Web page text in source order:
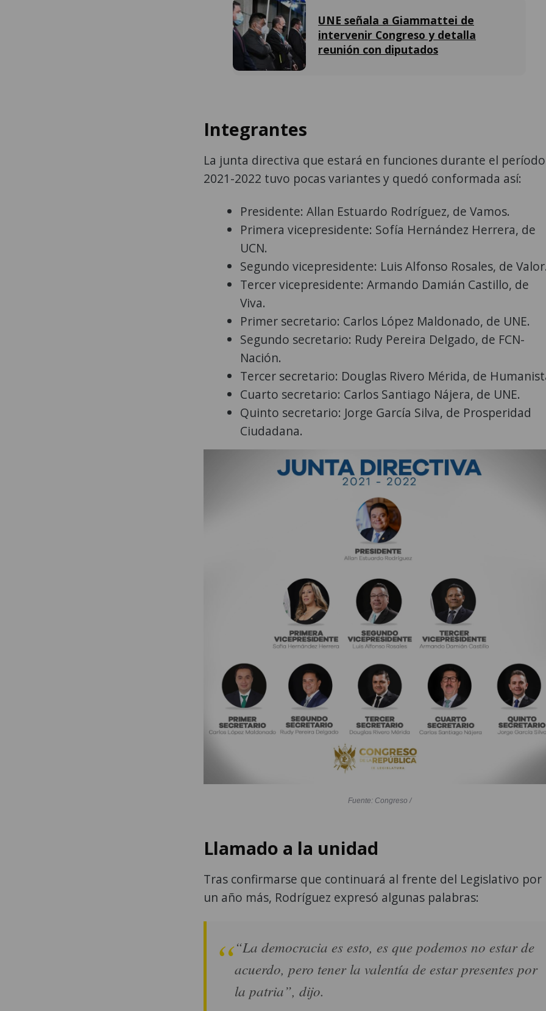
UNE señala a Giammattei de
intervenir Congreso y detalla
reunión con diputados
Integrantes
La junta directiva que estará en funciones durante el período
2021-2022 tuvo pocas variantes y quedó conformada así:
Presidente: Allan Estuardo Rodríguez, de Vamos.
Primera vicepresidente: Sofía Hernández Herrera, de
UCN.
Segundo vicepresidente: Luis Alfonso Rosales, de
Tercer vicepresidente: Armando Damián Castillo, de
Viva.
Primer secretario: Carlos López Maldonado, de UNE.
Segundo secretario: Rudy Pereira Delgado, de FCN-
Nación.
Tercer secretario: Douglas Rivero Mérida, de
Cuarto secretario: Carlos Santiago Nájera, de UNE.
Quinto secretario: Jorge García Silva, de Prosperidad
Ciudadana.
Fuente: Congreso /
Llamado a la unidad
Tras confirmarse que continuará al frente del Legislativo por
un año más, Rodríguez expresó algunas palabras:
“La democracia es esto, es que podemos no estar de
acuerdo, pero tener la valentía de estar presentes por
la patria”, dijo.